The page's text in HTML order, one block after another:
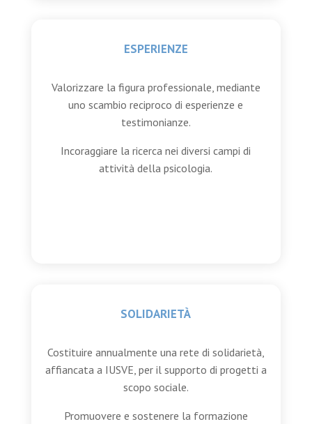
ESPERIENZE
Valorizzare la figura professionale, mediante
uno scambio reciproco di esperienze e
testimonianze.
Incoraggiare la ricerca nei diversi campi di
attività della psicologia.
SOLIDARIETÀ
Costituire annualmente una rete di solidarietà,
affiancata a IUSVE, per il supporto di progetti a
scopo sociale.
Promuovere e sostenere la formazione